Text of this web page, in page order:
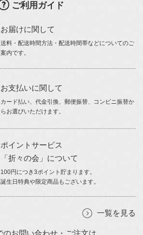
ご利用ガイド
お届けに関して
送料・配送時間方法・配送時間帯などについてのご
案内です。
お支払いに関して
カード払い、代金引換、郵便振替、コンビニ振替か
らお選びいただけます。
ポイントサービス
「折々の会」について
100円につき3ポイント貯まります。
誕生日特典や限定商品もございます。
一覧を見る